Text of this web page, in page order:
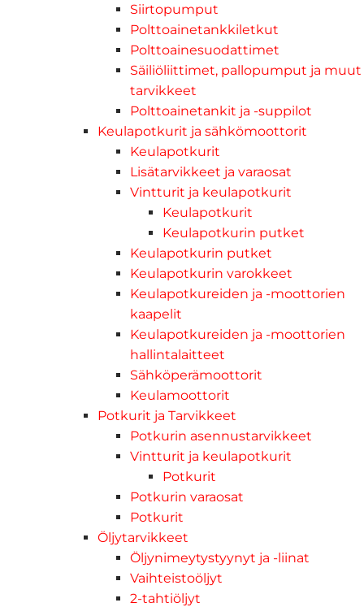
Siirtopumput
Polttoainetankkiletkut
Polttoainesuodattimet
Säiliöliittimet, pallopumput ja muut
tarvikkeet
Polttoainetankit ja -suppilot
Keulapotkurit ja sähkömoottorit
Keulapotkurit
Lisätarvikkeet ja varaosat
Vintturit ja keulapotkurit
Keulapotkurit
Keulapotkurin putket
Keulapotkurin putket
Keulapotkurin varokkeet
Keulapotkureiden ja -moottorien
kaapelit
Keulapotkureiden ja -moottorien
hallintalaitteet
Sähköperämoottorit
Keulamoottorit
Potkurit ja Tarvikkeet
Potkurin asennustarvikkeet
Vintturit ja keulapotkurit
Potkurit
Potkurin varaosat
Potkurit
Öljytarvikkeet
Öljynimeytystyynyt ja -liinat
Vaihteistoöljyt
2-tahtiöljyt